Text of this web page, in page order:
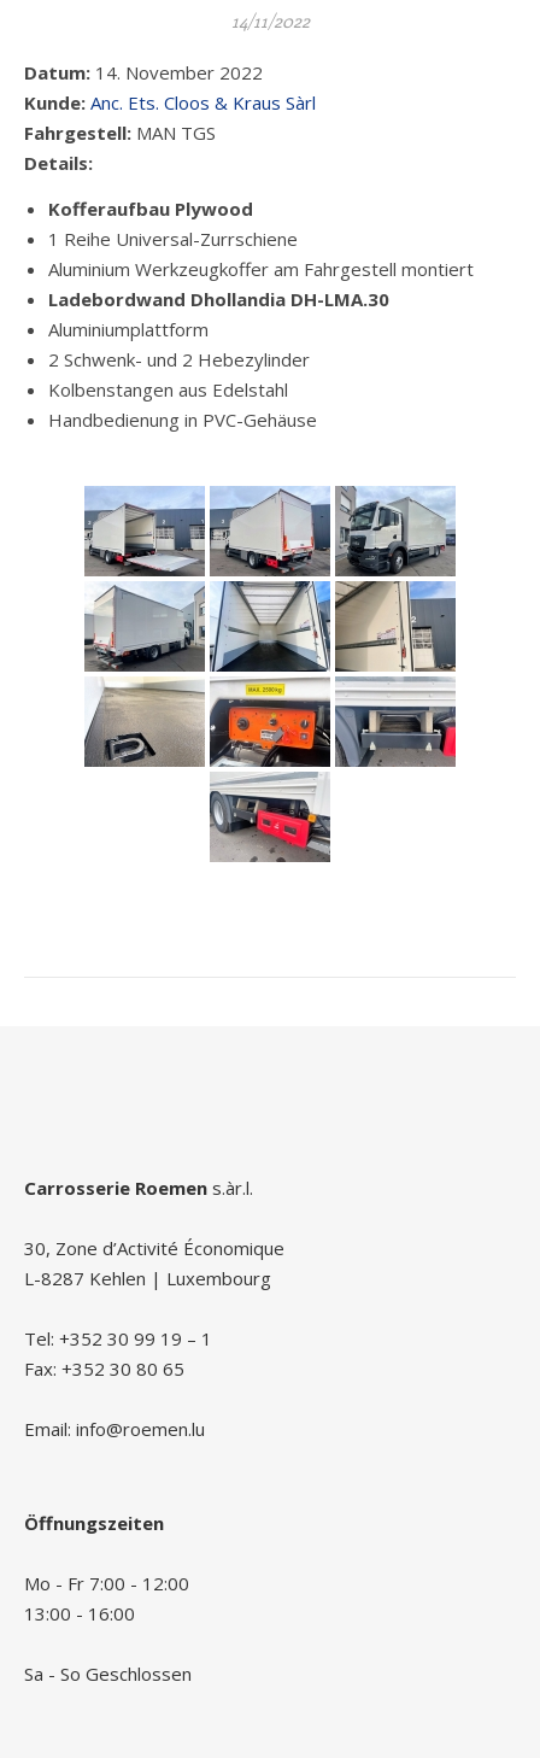
14/11/2022
Datum: 14. November 2022
Kunde: Anc. Ets. Cloos & Kraus Sàrl
Fahrgestell: MAN TGS
Details:
Kofferaufbau Plywood
1 Reihe Universal-Zurrschiene
Aluminium Werkzeugkoffer am Fahrgestell montiert
Ladebordwand Dhollandia DH-LMA.30
Aluminiumplattform
2 Schwenk- und 2 Hebezylinder
Kolbenstangen aus Edelstahl
Handbedienung in PVC-Gehäuse
Carrosserie Roemen s.àr.l.
30, Zone d’Activité Économique
L-8287 Kehlen | Luxembourg
Tel: +352 30 99 19 – 1
Fax: +352 30 80 65
Email: info@roemen.lu
Öffnungszeiten
Mo - Fr 7:00 - 12:00
13:00 - 16:00
Sa - So Geschlossen